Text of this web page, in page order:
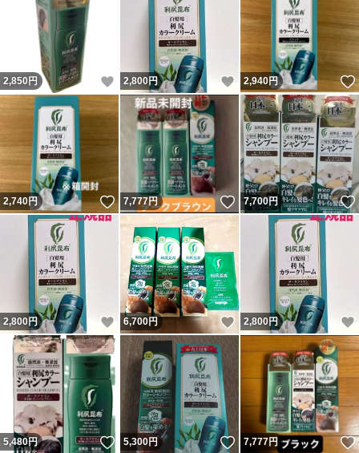
2,850 円 いいね！
2,800円 いいね！
2,940円
2,740円 いいね！
7,777円 いいね！
7,700円
2,800円 いいね！
6,700円 いいね！
2,800円
5,480円 いいね！
5,300円 いいね！
7,777円